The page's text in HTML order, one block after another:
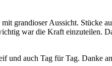
grandioser Aussicht. Stücke
war die Kraft einzuteilen.
und auch Tag für Tag. Danke